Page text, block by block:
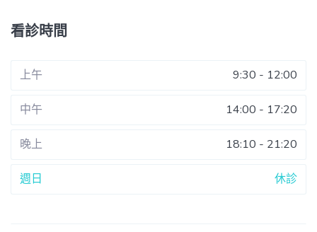
看診時間
上午 9:30 - 12:00
中午 14:00 - 17:20
晚上 18:10 - 21:20
週日 休診